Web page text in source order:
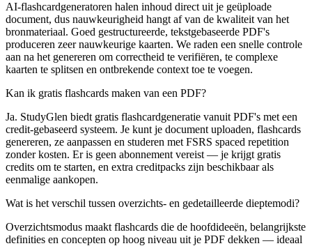
AI-flashcardgeneratoren halen inhoud direct uit je geüploade
document, dus nauwkeurigheid hangt af van de kwaliteit van het
bronmateriaal. Goed gestructureerde, tekstgebaseerde PDF's
produceren zeer nauwkeurige kaarten. We raden een snelle controle
aan na het genereren om correctheid te verifiëren, te complexe
kaarten te splitsen en ontbrekende context toe te voegen.
Kan ik gratis flashcards maken van een PDF?
Ja. StudyGlen biedt gratis flashcardgeneratie vanuit PDF's met een
credit-gebaseerd systeem. Je kunt je document uploaden, flashcards
genereren, ze aanpassen en studeren met FSRS spaced repetition
zonder kosten. Er is geen abonnement vereist — je krijgt gratis
credits om te starten, en extra creditpacks zijn beschikbaar als
eenmalige aankopen.
Wat is het verschil tussen overzichts- en gedetailleerde dieptemodi?
Overzichtsmodus maakt flashcards die de hoofdideeën, belangrijkste
definities en concepten op hoog niveau uit je PDF dekken — ideaal